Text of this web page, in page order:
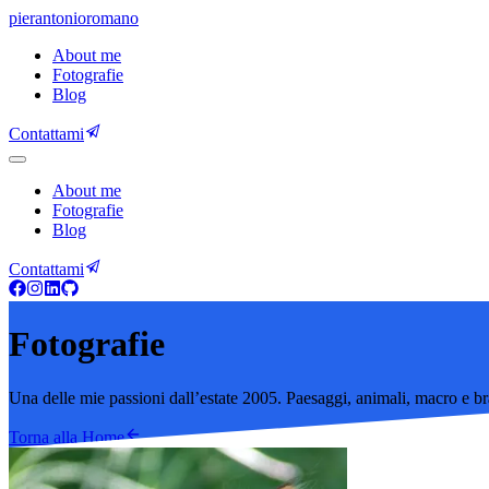
pierantonioromano
About me
Fotografie
Blog
Contattami
About me
Fotografie
Blog
Contattami
Fotografie
Una delle mie passioni dall’estate 2005. Paesaggi, animali, macro e
Torna alla Home